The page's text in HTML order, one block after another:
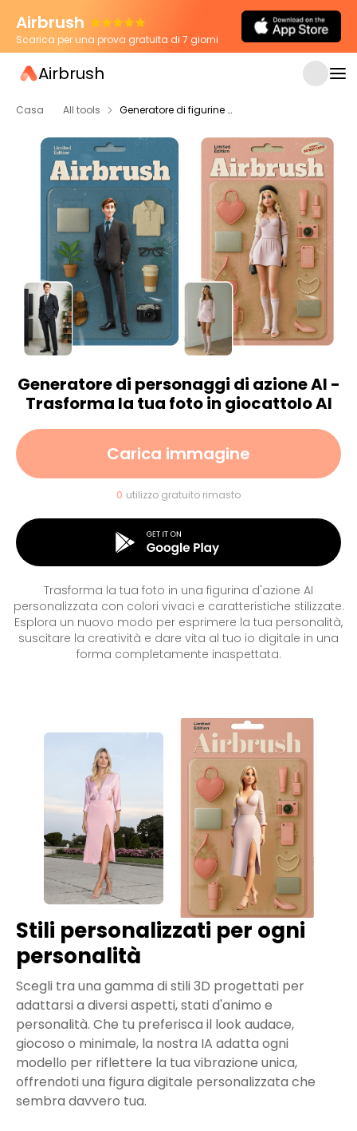
Airbrush
Scarica per una prova gratuita di 7 giorni
Airbrush
Casa All tools Generatore di figurine d'azione IA
Generatore di personaggi di azione AI -
Trasforma la tua foto in giocattolo AI
Trasforma la tua foto in una figurina d'azione AI
personalizzata con colori vivaci e caratteristiche stilizzate.
Esplora un nuovo modo per esprimere la tua personalità,
suscitare la creatività e dare vita al tuo io digitale in una
forma completamente inaspettata.
Carica immagine
0 utilizzo gratuito rimasto
Stili personalizzati per ogni
personalità
Scegli tra una gamma di stili 3D progettati per
adattarsi a diversi aspetti, stati d'animo e
personalità. Che tu preferisca il look audace,
giocoso o minimale, la nostra IA adatta ogni
modello per riflettere la tua vibrazione unica,
offrendoti una figura digitale personalizzata che
sembra davvero tua.